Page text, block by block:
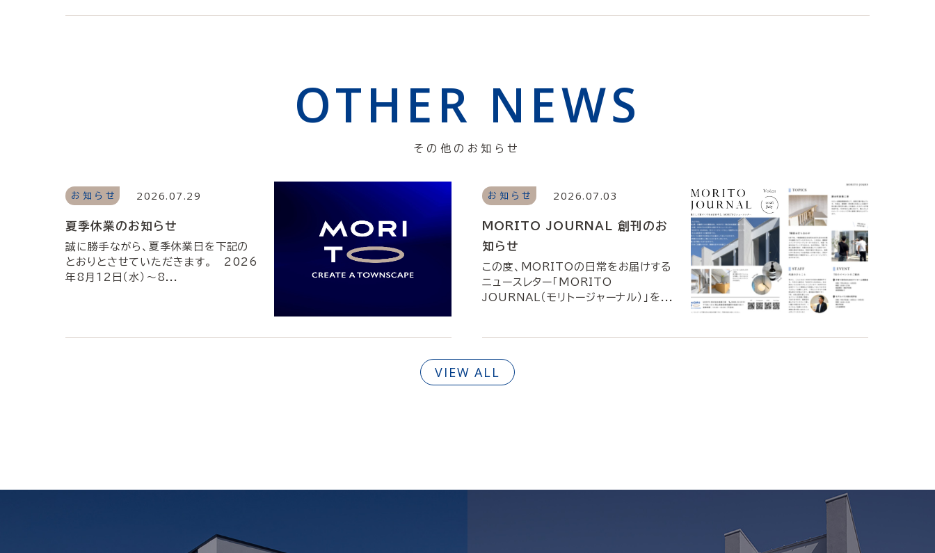
OTHER NEWS
その他のお知らせ
お知らせ 2026.07.29
夏季休業のお知らせ
誠に勝手ながら、夏季休業日を下記の
とおりとさせていただきます。 2026
年8月12日（水）〜8...
お知らせ 2026.07.03
MORITO JOURNAL 創刊のお
知らせ
この度、MORITOの日常をお届けする
ニュースレター「MORITO
JOURNAL（モリトージャーナル）」を...
VIEW ALL